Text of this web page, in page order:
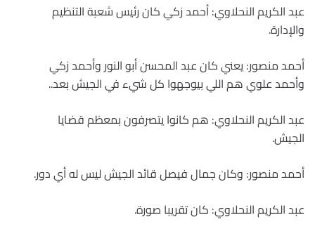
عبد الكريم النحلاوي: أحمد زكي كان رئيس شعبة التنظيم
والإدارة.
أحمد منصور: يعني كان عبد المحسن أبو النور وأحمد زكي
وأحمد علوي هم اللي بيوجهوا كل شيء في الجيش بعد..
عبد الكريم النحلاوي: هم كانوا يتصرفون بمعظم قضايا
الجيش.
أحمد منصور: وكان جمال فيصل قائد الجيش ليس له أي دور.
عبد الكريم النحلاوي: كان تقريبا صورة.